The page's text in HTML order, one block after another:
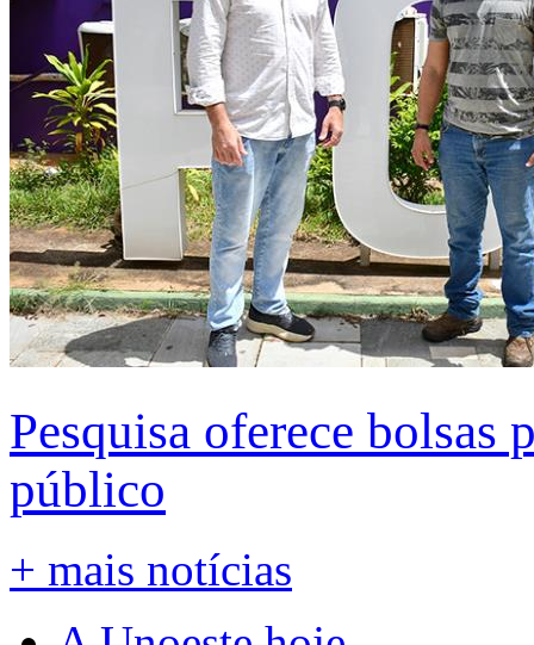
Pesquisa oferece bolsas
público
+ mais notícias